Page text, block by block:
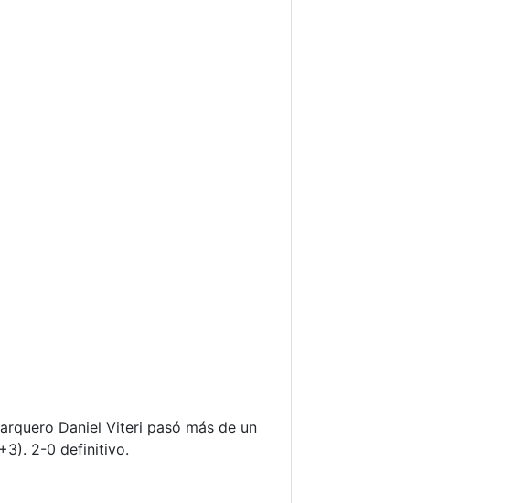
Daniel Viteri pasó más de un
2-0 definitivo.